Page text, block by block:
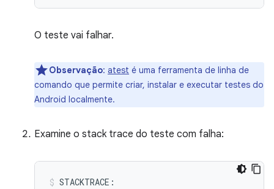
O teste vai falhar.
Observação: atest é uma ferramenta de linha de
comando que permite criar, instalar e executar testes do
Android localmente.
Examine o stack trace do teste com falha:
STACKTRACE: